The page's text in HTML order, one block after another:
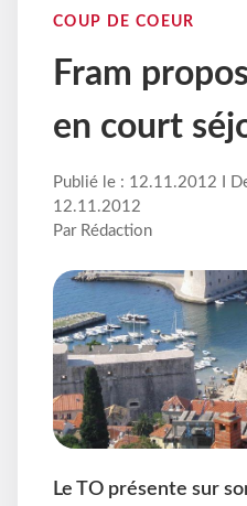
COUP DE COEUR
Fram
en court
Publié le : 12.11.2012 I
12.11.2012
Par Rédaction
Le TO présente sur